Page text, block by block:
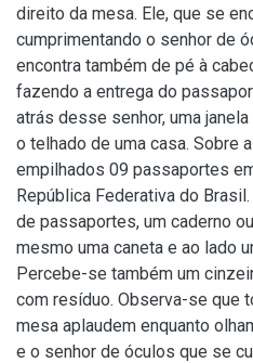
direito da mesa. Ele, que se
cumprimentando o senhor de
encontra também de pé à
fazendo a entrega do
atrás desse senhor, uma
o telhado de uma casa. Sobre
empilhados 09 passaportes
República Federativa do
de passaportes, um caderno
mesmo uma caneta e ao lado
Percebe-se também um
com resíduo. Observa-se que
mesa aplaudem enquanto
e o senhor de óculos que se